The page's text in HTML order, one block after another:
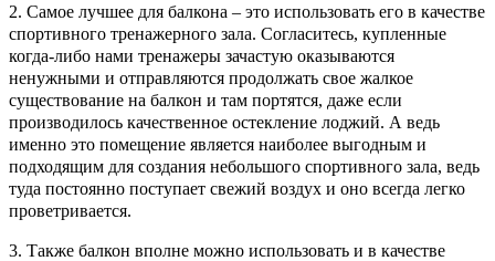
2. Самое лучшее для балкона – это использовать его в качестве
спортивного тренажерного зала. Согласитесь, купленные
когда-либо нами тренажеры зачастую оказываются
ненужными и отправляются продолжать свое жалкое
существование на балкон и там портятся, даже если
производилось качественное остекление лоджий. А ведь
именно это помещение является наиболее выгодным и
подходящим для создания небольшого спортивного зала, ведь
туда постоянно поступает свежий воздух и оно всегда легко
проветривается.
3. Также балкон вполне можно использовать и в качестве